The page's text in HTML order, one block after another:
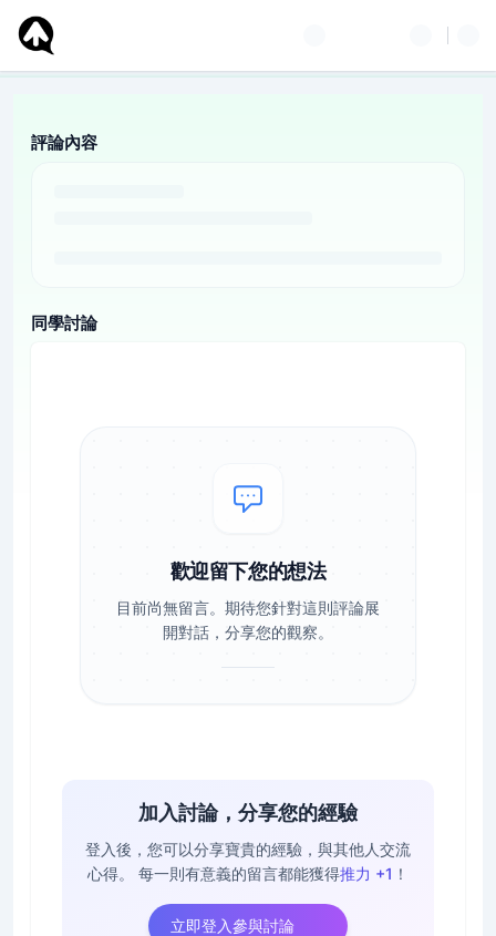
評論內容
同學討論
歡迎留下您的想法
目前尚無留言。期待您針對這則評論展
開對話，分享您的觀察。
加入討論，分享您的經驗
登入後，您可以分享寶貴的經驗，與其他人交流
心得。
每一則有意義的留言都能獲得推力 +1 ！
立即登入參與討論